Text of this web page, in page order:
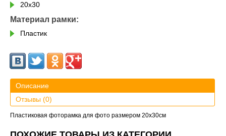
20х30
Материал рамки:
Пластик
Описание
Отзывы (0)
Пластиковая фоторамка для фото размером 20х30см